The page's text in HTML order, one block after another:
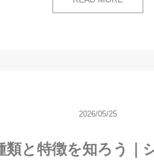
2026/05/25
類と特徴を知ろう｜